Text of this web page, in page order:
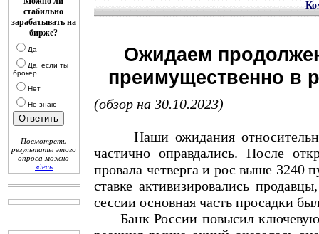
стабильно
зарабатывать на
бирже?
Да
Да, если ты
брокер
Нет
Не знаю
Посмотреть
результаты этого
опроса можно
здесь
Ожидаем
преимущественно в
(обзор на 30.10.2023)
Наши ожидания относительно
частично оправдались. После
провала четверга и рос выше 3240
ставке активизировались
сессии основная часть просадки
Банк России повысил ключевую